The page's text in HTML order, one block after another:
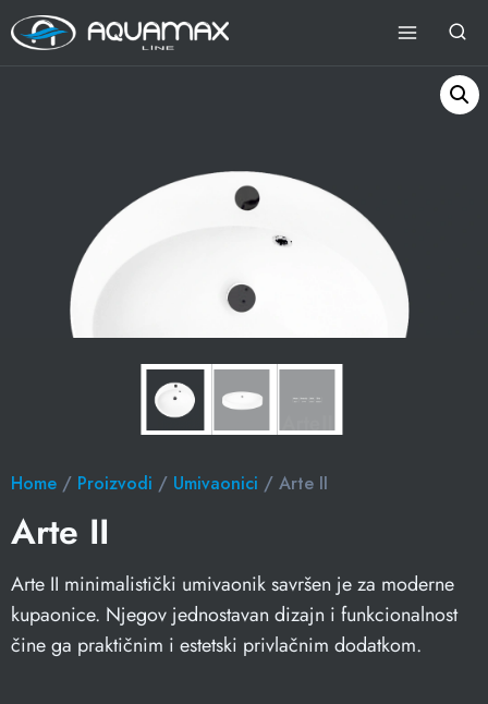
Home / Proizvodi / Umivaonici / Arte II
Arte II
Arte II minimalistički umivaonik savršen je za moderne
kupaonice. Njegov jednostavan dizajn i funkcionalnost
čine ga praktičnim i estetski privlačnim dodatkom.